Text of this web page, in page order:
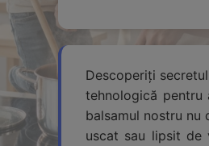
Descoperiți
tehnologică pentru
balsamul nostru nu
uscat sau lipsit de